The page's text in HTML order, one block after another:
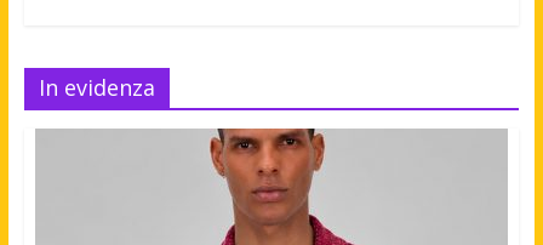
In evidenza